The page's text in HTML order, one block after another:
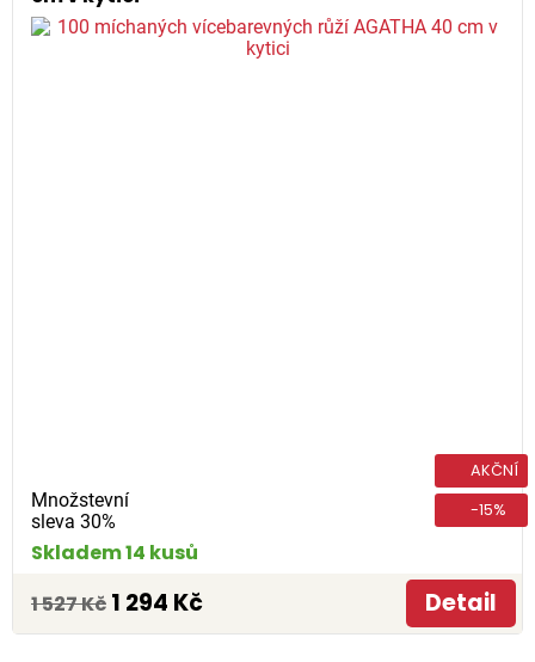
Množstevní
sleva 30%
AKČNÍ
-15%
Skladem 14 kusů
1 527 Kč 1 294 Kč Detail